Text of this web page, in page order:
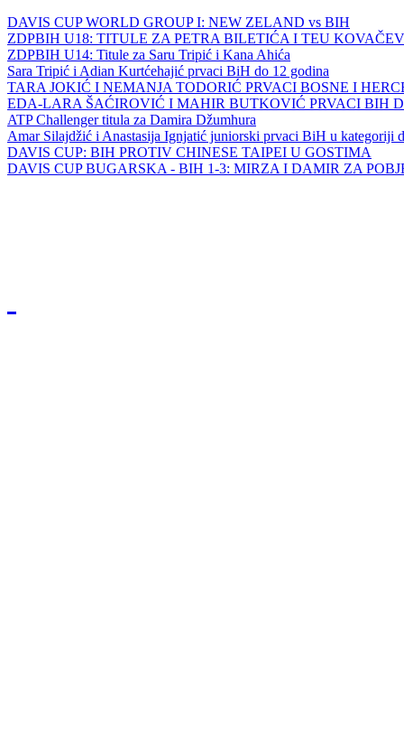
DAVIS CUP WORLD GROUP I: NEW ZELAND vs BIH
ZDPBIH U18: TITULE ZA PETRA BILETIĆA I TEU
ZDPBIH U14: Titule za Saru Tripić i Kana Ahića
Sara Tripić i Adian Kurtćehajić prvaci BiH do 12 godina
TARA JOKIĆ I NEMANJA TODORIĆ PRVACI BOSNE I
EDA-LARA ŠAĆIROVIĆ I MAHIR BUTKOVIĆ PRVACI BIH
ATP Challenger titula za Damira Džumhura
Amar Silajdžić i Anastasija Ignjatić juniorski prvaci BiH u kategoriji
DAVIS CUP: BIH PROTIV CHINESE TAIPEI U GOSTIMA
DAVIS CUP BUGARSKA - BIH 1-3: MIRZA I DAMIR ZA